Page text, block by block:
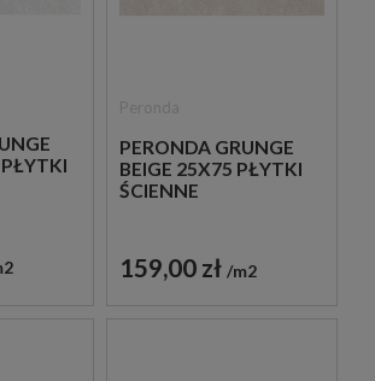
PERONDA GRUNGE
BEIGE 25X75 PŁYTKI
ŚCIENNE
159,00 zł m2